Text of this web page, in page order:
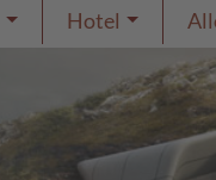
Hotel